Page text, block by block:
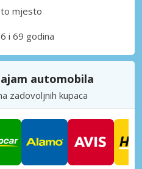
mjesto
i 69 godina
automobila
zadovoljnih kupaca